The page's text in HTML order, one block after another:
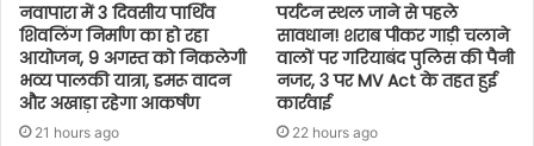
नवापारा में 3 दिवसीय पार्थिव
शिवलिंग निर्माण का हो रहा
आयोजन, 9 अगस्त को निकलेगी
भव्य पालकी यात्रा, डमरू वादन
और अखाड़ा रहेगा आकर्षण
21 hours ago
पर्यटन स्थल जाने से पहले
सावधान! शराब पीकर गाड़ी चलाने
वालों पर गरियाबंद पुलिस की पैनी
नजर, 3 पर MV Act के तहत हुई
कार्रवाई
22 hours ago